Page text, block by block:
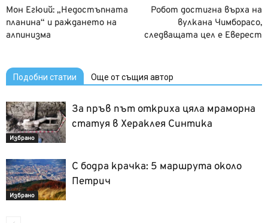
Мон Егюий: „Недостъпната
планина“ и раждането на
алпинизма
Робот достигна върха на
вулкана Чимборасо,
следващата цел е Еверест
Подобни статии Още от същия автор
Избрано
За пръв път откриха цяла мраморна
статуя в Хераклея Синтика
Избрано
С бодра крачка: 5 маршрута около
Петрич